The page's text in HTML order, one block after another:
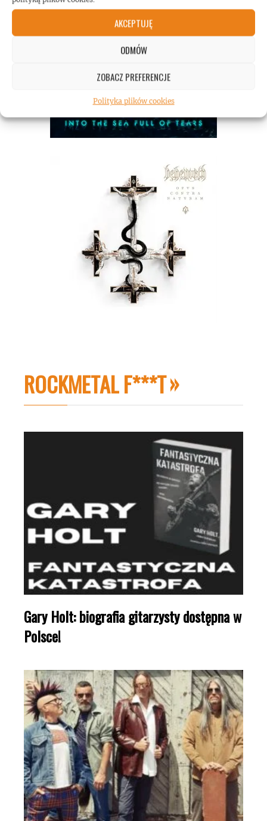
AKCEPTUJĘ
ODMÓW
ZOBACZ PREFERENCJE
Polityka plików cookies
ROCKMETAL F***T
Gary Holt: biografia gitarzysty dostępna w
Polsce!